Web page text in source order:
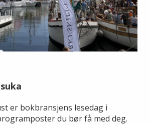
er bokbransjens lesedag i
du bør få med deg.